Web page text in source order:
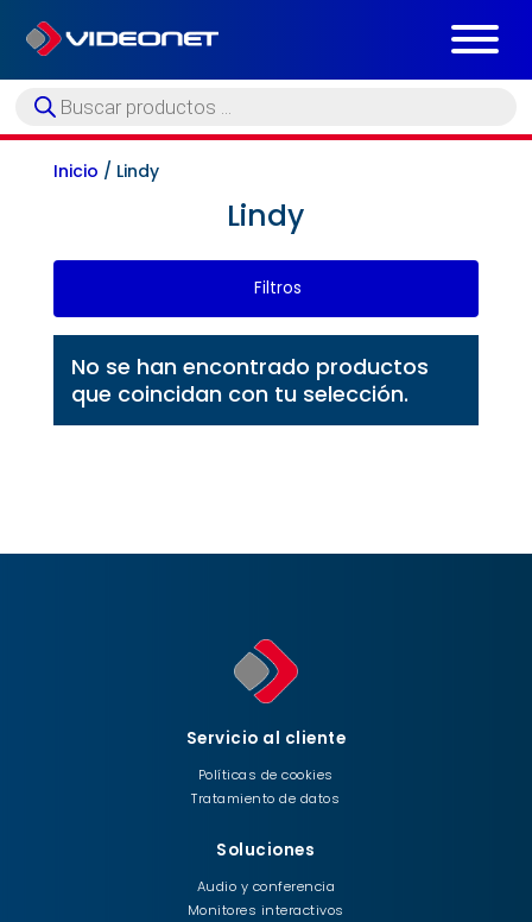
Búsqueda
de
Inicio / Lindy
Lindy
Filtros
No se han encontrado productos
que coincidan con tu selección.
Servicio al cliente
Políticas de cookies
Tratamiento de datos
Soluciones
Audio y conferencia
Monitores interactivos